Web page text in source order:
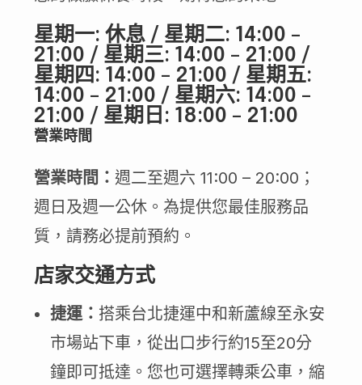
星期一: 休息 / 星期二: 14:00 –
21:00 / 星期三: 14:00 – 21:00 /
星期四: 14:00 – 21:00 / 星期五:
14:00 – 21:00 / 星期六: 14:00 –
21:00 / 星期日: 18:00 – 21:00
營業時間
營業時間：週二至週六 11:00 – 20:00；
週日及週一公休。為提供您最佳服務品
質，請務必提前預約。
店家交通方式
捷運： 搭乘台北捷運中和新蘆線至永安
市場站下車，從出口步行約15至20分
鐘即可抵達。您也可選擇轉乘公車，縮